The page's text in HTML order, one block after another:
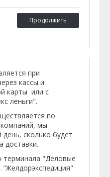
Продолжить
при
кассы и
карты или с
леньги".
по
мы
сколько будет
доставки.
терминала "Деловые